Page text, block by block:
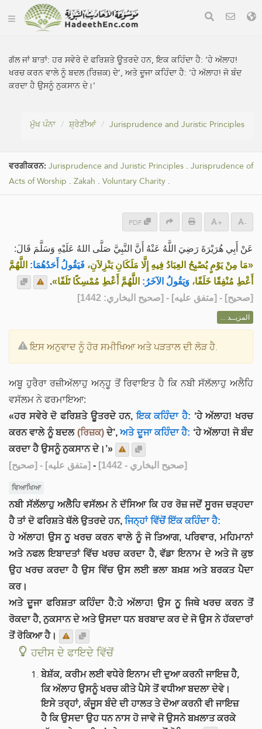
ਗੱਲ ਜਾਂ ਬਾਤਾਂ:ਹਰ ਸਵੇਰੇ ਦੋ ਫਰਿਸ਼ਤੇ ਊਤਰਦੇ ਹਨ, ਇਕ ਕਹਿੰਦਾ ਹੈ: ‘ਹੇ ਅੱਲਾਹ!
ਖਰਚ ਕਰਨ ਵਾਲੇ ਨੂੰ ਬਦਲ (ਰਿਜ਼ਕ) ਦੇ’, ਅਤੇ ਦੂਜਾ ਕਹਿੰਦਾ ਹੈ: ‘ਹੇ ਅੱਲਾਹ! ਜੋ ਬੰਦ
ਕਰਦਾ ਹੈ ਉਸਨੂੰ ਨੁਕਸਾਨ ਦੇ।’
ਮੁੱਖ ਪੰਨਾ ਸ਼੍ਰੇਣੀਆਂ Jurisprudence and Juristic Principles
ਵਰਗੀਕਰਨ: Jurisprudence and Juristic Principles . Jurisprudence of
Acts of Worship . Zakah . Voluntary Charity .
PDF + -
عَنْ أَبِي هُرَيْرَةَ رَضِيَ اللَّهُ عَنْهُ أَنَّ النَّبِيَّ صَلَّى اللهُ عَلَيْهِ وَسَلَّمَ قَالَ:
«مَا مِنْ يَوْمٍ يُصْبِحُ العِبَادُ فِيهِ إِلَّا مَلَكَانِ يَنْزِلاَنِ، فَيَقُولُ أَحَدُهُمَا: اللَّهُمَّ
أَعْطِ مُنْفِقًا خَلَفًا، وَيَقُولُ الآخَرُ: اللَّهُمَّ أَعْطِ مُمْسِكًا تَلَفًا».
[صحيح] - [متفق عليه] - [صحيح البخاري: 1442]
المزيــد ...
ਇਸ ਅਨੁਵਾਦ ਨੂੰ ਹੋਰ ਸਮੀਖਿਆ ਅਤੇ ਪੜਤਾਲ ਦੀ ਲੋੜ ਹੈ.
ਅਬੂ ਹੁਰੈਰਾ ਰਜ਼ੀਅੱਲਾਹੁ ਅਨ੍ਹੂ ਤੋਂ ਰਿਵਾਇਤ ਹੈ ਕਿ ਨਬੀ ਸੱਲੱਲਾਹੁ ਅਲੈਹਿ
ਵਸੱਲਮ ਨੇ ਫਰਮਾਇਆ:
«ਹਰ ਸਵੇਰੇ ਦੋ ਫਰਿਸ਼ਤੇ ਊਤਰਦੇ ਹਨ, ਇਕ ਕਹਿੰਦਾ ਹੈ: ‘ਹੇ ਅੱਲਾਹ! ਖਰਚ
ਕਰਨ ਵਾਲੇ ਨੂੰ ਬਦਲ (ਰਿਜ਼ਕ)ਦੇ’,ਅਤੇ ਦੂਜਾ ਕਹਿੰਦਾ ਹੈ: ‘ਹੇ ਅੱਲਾਹ! ਜੋ ਬੰਦ
ਕਰਦਾ ਹੈ ਉਸਨੂੰ ਨੁਕਸਾਨ ਦੇ।’»
[صحيح]
- [متفق عليه] - [صحيح البخاري - 1442]
ਵਿਆਖਿਆ
ਨਬੀ ਸੱਲੱਲਾਹੁ ਅਲੈਹਿ ਵਸੱਲਮ ਨੇ ਦੱਸਿਆ ਕਿ ਹਰ ਰੋਜ਼ ਜਦੋਂ ਸੂਰਜ ਚੜ੍ਹਦਾ
ਹੈ ਤਾਂ ਦੋ ਫਰਿਸ਼ਤੇ ਥੱਲੇ ਉਤਰਦੇ ਹਨ, ਜਿਨ੍ਹਾਂ ਵਿੱਚੋਂ ਇੱਕ ਕਹਿੰਦਾ ਹੈ:
ਹੇ ਅੱਲਾਹ! ਉਸ ਨੂ ਖਰਚ ਕਰਨ ਵਾਲੇ ਨੂੰ ਜੋ ਤਿਆਗ, ਪਰਿਵਾਰ, ਮਹਿਮਾਨਾਂ
ਅਤੇ ਨਫਲ ਇਬਾਦਤਾਂ ਵਿੱਚ ਖਰਚ ਕਰਦਾ ਹੈ, ਵੱਡਾ ਇਨਾਮ ਦੇ ਅਤੇ ਜੋ ਕੁਝ
ਉਹ ਖਰਚ ਕਰਦਾ ਹੈ ਉਸ ਵਿੱਚ ਉਸ ਲਈ ਭਲਾ ਬਖ਼ਸ਼ ਅਤੇ ਬਰਕਤ ਪੈਦਾ
ਕਰ।
ਅਤੇ ਦੂਜਾ ਫਰਿਸ਼ਤਾ ਕਹਿੰਦਾ ਹੈ:ਹੇ ਅੱਲਾਹ! ਉਸ ਨੂ ਜਿਥੇ ਖਰਚ ਕਰਨ ਤੋਂ
ਰੋਕਦਾ ਹੈ, ਨੁਕਸਾਨ ਦੇ ਅਤੇ ਉਸਦਾ ਧਨ ਬਰਬਾਦ ਕਰ ਦੇ ਜੋ ਉਸ ਨੇ ਹੱਕਦਾਰਾਂ
ਤੋਂ ਰੋਕਿਆ ਹੈ।
ਹਦੀਸ ਦੇ ਫਾਇਦੇ ਵਿੱਚੋਂ
ਬੇਸ਼ੱਕ, ਕਰੀਮ ਲਈ ਵਧੇਰੇ ਇਨਾਮ ਦੀ ਦੁਆ ਕਰਨੀ ਜਾਇਜ਼ ਹੈ,
ਕਿ ਅੱਲਾਹ ਉਸਨੂੰ ਖਰਚ ਕੀਤੇ ਪੈਸੇ ਤੋਂ ਵਧੀਆ ਬਦਲਾ ਦੇਵੇ।
ਇਸੇ ਤਰ੍ਹਾਂ, ਕੰਜੂਸ ਬੰਦੇ ਦੀ ਹਾਲਤ ਤੇ ਦੋਆ ਕਰਨੀ ਵੀ ਜਾਇਜ਼
ਹੈ ਕਿ ਉਸਦਾ ਉਹ ਧਨ ਨਾਸ ਹੋ ਜਾਵੇ ਜੋ ਉਸਨੇ ਬਖ਼ਲਾਤ ਕਰਕੇ